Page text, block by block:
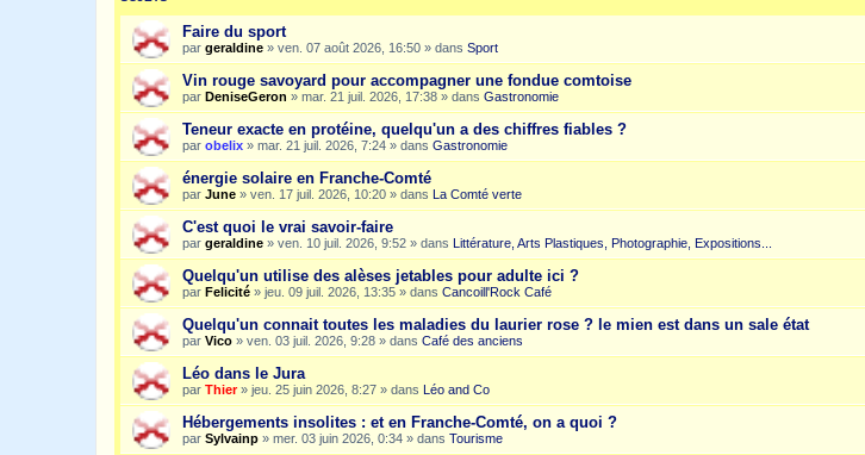
Faire du sport
par geraldine » ven. 07 août 2026, 16:50 » dans Sport
Vin rouge savoyard pour accompagner une fondue comtoise
par DeniseGeron » mar. 21 juil. 2026, 17:38 » dans Gastronomie
Teneur exacte en protéine, quelqu'un a des chiffres fiables ?
par obelix » mar. 21 juil. 2026, 7:24 » dans Gastronomie
énergie solaire en Franche-Comté
par June » ven. 17 juil. 2026, 10:20 » dans La Comté verte
C'est quoi le vrai savoir-faire
par geraldine » ven. 10 juil. 2026, 9:52 » dans Littérature, Arts Plastiques, Photographie, Expositions...
Quelqu'un utilise des alèses jetables pour adulte ici ?
par Felicité » jeu. 09 juil. 2026, 13:35 » dans Cancoill'Rock Café
Quelqu'un connait toutes les maladies du laurier rose ? le mien est dans un sale état
par Vico » ven. 03 juil. 2026, 9:28 » dans Café des anciens
Léo dans le Jura
par Thier» jeu. 25 juin 2026, 8:27 » dans Léo and Co
Hébergements insolites : et en Franche-Comté, on a quoi ?
par Sylvainp » mer. 03 juin 2026, 0:34 » dans Tourisme